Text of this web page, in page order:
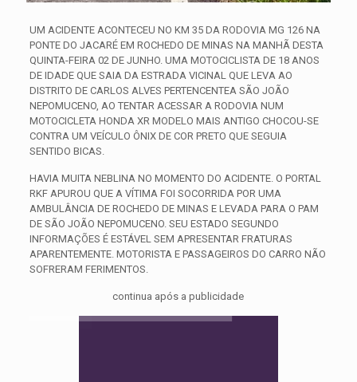
UM ACIDENTE ACONTECEU NO KM 35 DA RODOVIA MG 126 NA
PONTE DO JACARÉ EM ROCHEDO DE MINAS NA MANHÃ DESTA
QUINTA-FEIRA 02 DE JUNHO. UMA MOTOCICLISTA DE 18 ANOS
DE IDADE QUE SAIA DA ESTRADA VICINAL QUE LEVA AO
DISTRITO DE CARLOS ALVES PERTENCENTEA SÃO JOÃO
NEPOMUCENO, AO TENTAR ACESSAR A RODOVIA NUM
MOTOCICLETA HONDA XR MODELO MAIS ANTIGO CHOCOU-SE
CONTRA UM VEÍCULO ÔNIX DE COR PRETO QUE SEGUIA
SENTIDO BICAS.
HAVIA MUITA NEBLINA NO MOMENTO DO ACIDENTE. O PORTAL
RKF APUROU QUE A VÍTIMA FOI SOCORRIDA POR UMA
AMBULÂNCIA DE ROCHEDO DE MINAS E LEVADA PARA O PAM
DE SÃO JOÃO NEPOMUCENO. SEU ESTADO SEGUNDO
INFORMAÇÕES É ESTÁVEL SEM APRESENTAR FRATURAS
APARENTEMENTE. MOTORISTA E PASSAGEIROS DO CARRO NÃO
SOFRERAM FERIMENTOS.
continua após a publicidade